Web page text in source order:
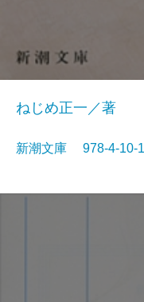
ねじめ正一／著
新潮文庫 978-4-